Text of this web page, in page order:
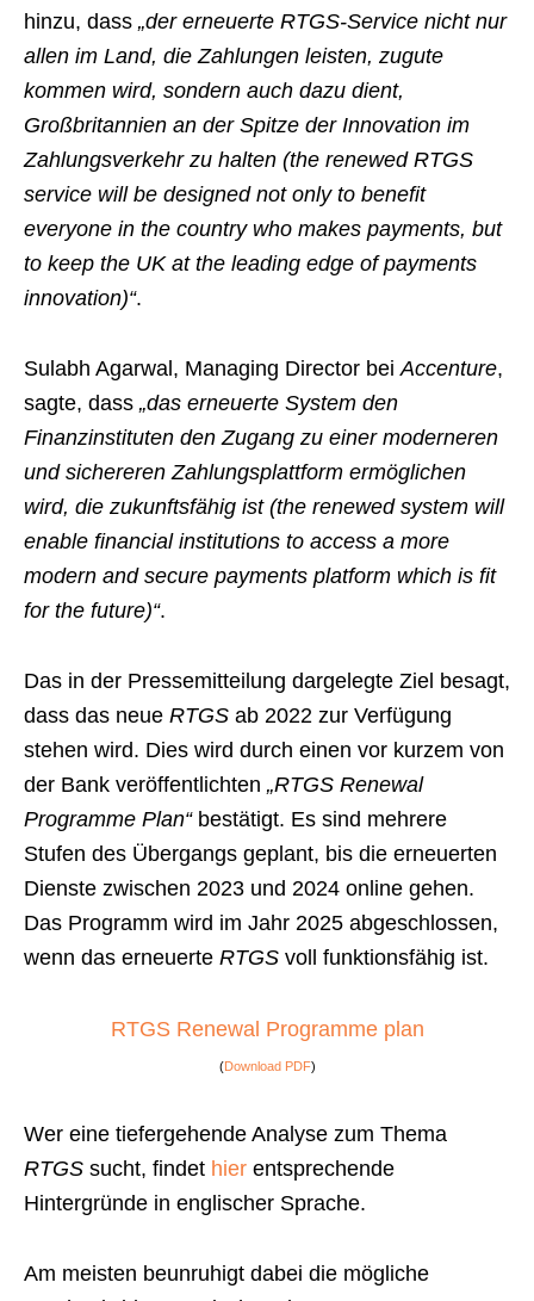
hinzu, dass „der erneuerte RTGS-Service nicht nur
allen im Land, die Zahlungen leisten, zugute
kommen wird, sondern auch dazu dient,
Großbritannien an der Spitze der Innovation im
Zahlungsverkehr zu halten (the renewed RTGS
service will be designed not only to benefit
everyone in the country who makes payments, but
to keep the UK at the leading edge of payments
innovation)“.
Sulabh Agarwal, Managing Director bei Accenture,
sagte, dass „das erneuerte System den
Finanzinstituten den Zugang zu einer moderneren
und sichereren Zahlungsplattform ermöglichen
wird, die zukunftsfähig ist (the renewed system will
enable financial institutions to access a more
modern and secure payments platform which is fit
for the future)“.
Das in der Pressemitteilung dargelegte Ziel besagt,
dass das neue RTGS ab 2022 zur Verfügung
stehen wird. Dies wird durch einen vor kurzem von
der Bank veröffentlichten „RTGS Renewal
Programme Plan“bestätigt. Es sind mehrere
Stufen des Übergangs geplant, bis die erneuerten
Dienste zwischen 2023 und 2024 online gehen.
Das Programm wird im Jahr 2025 abgeschlossen,
wenn das erneuerte RTGS voll funktionsfähig ist.
RTGS Renewal Programme plan
(Download PDF)
Wer eine tiefergehende Analyse zum Thema
RTGS sucht, findet hier entsprechende
Hintergründe in englischer Sprache.
Am meisten beunruhigt dabei die mögliche